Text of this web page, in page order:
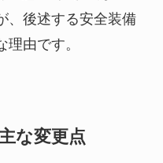
、後述する安全装備
由です。
な変更点